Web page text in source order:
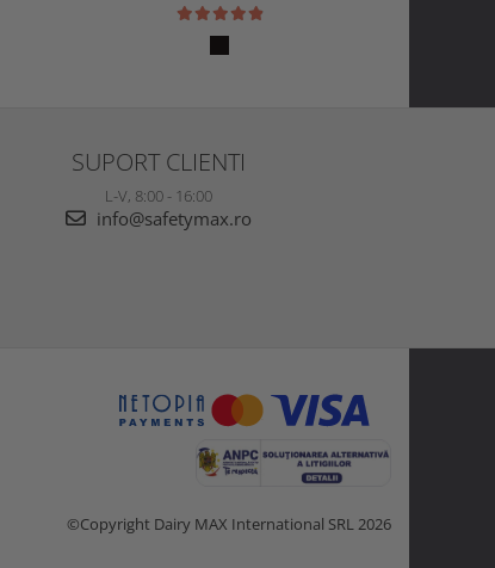
SUPORT CLIENTI
L-V, 8:00 - 16:00
info@safetymax.ro
©Copyright Dairy MAX International SRL 2026